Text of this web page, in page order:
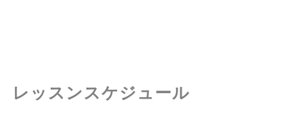
レッスンスケジュール